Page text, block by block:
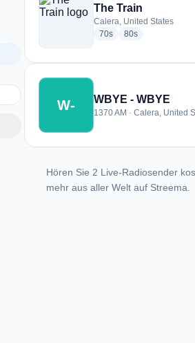
The Train
Calera, United States
70sradio stations
80sradio stations
W- WBYE - WBYE
1370 AM · Calera, United
Hören Sie 2 Live-Radiosender
mehr aus aller Welt auf Streema.